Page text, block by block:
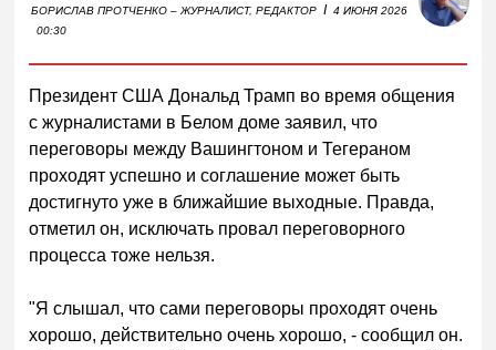
БОРИСЛАВ ПРОТЧЕНКО – ЖУРНАЛИСТ, РЕДАКТОР I 4 ИЮНЯ 2026
00:30
Президент США Дональд Трамп во время общения
с журналистами в Белом доме заявил, что
переговоры между Вашингтоном и Тегераном
проходят успешно и соглашение может быть
достигнуто уже в ближайшие выходные. Правда,
отметил он, исключать провал переговорного
процесса тоже нельзя.
"Я слышал, что сами переговоры проходят очень
хорошо, действительно очень хорошо, - сообщил он.